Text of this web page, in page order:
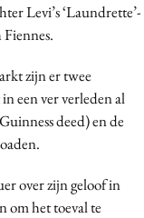
Levi’s ‘Laundrette’-
zijn er twee
een ver verleden al
deed) en de
over zijn geloof in
om het toeval te